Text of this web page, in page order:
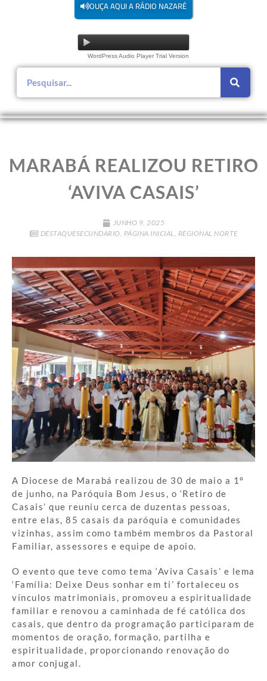
OUÇA AQUI A RÁDIO NAZARÉ
WordPress Audio Player Trial Version
MARABÁ REALIZOU RETIRO
‘AVIVA CASAIS’
JUNHO 9, 2025
DESTAQUESECUNDARIO, PÁGINA INICIAL, REGIONAL NORTE
A Diocese de Marabá realizou de 30 de maio a 1º
de junho, na Paróquia Bom Jesus, o ‘Retiro de
Casais’ que reuniu cerca de duzentas pessoas,
entre elas, 85 casais da paróquia e comunidades
vizinhas, assim como também membros da Pastoral
Familiar, assessores e equipe de apoio.
O evento que teve como tema ‘Aviva Casais’ e lema
‘Família: Deixe Deus sonhar em ti’ fortaleceu os
vínculos matrimoniais, promoveu a espiritualidade
familiar e renovou a caminhada de fé católica dos
casais, que dentro da programação participaram de
momentos de oração, formação, partilha e
espiritualidade, proporcionando renovação do
amor conjugal.